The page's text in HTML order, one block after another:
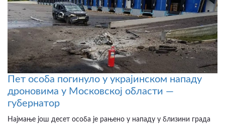
Пет особа погинуло у украјинском нападу
дроновима у Московској области —
губернатор
Најмање још десет особа је рањено у нападу у близини града